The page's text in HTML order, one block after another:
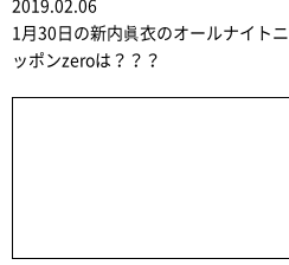
2019.02.06
1月30日の新内眞衣のオールナイトニ
ッポンzeroは？？？